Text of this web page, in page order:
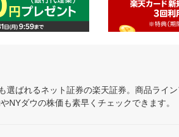
ばれるネット証券の楽天証券。商品ライ
NYダウの株価も素早くチェックできます。